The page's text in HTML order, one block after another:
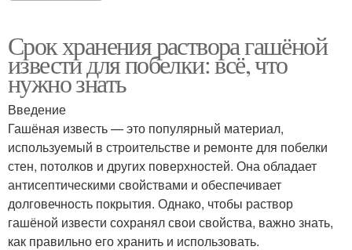
Срок хранения раствора гашёной
извести для побелки: всё, что
нужно знать
Введение
Гашёная известь — это популярный материал,
используемый в строительстве и ремонте для побелки
стен, потолков и других поверхностей. Она обладает
антисептическими свойствами и обеспечивает
долговечность покрытия. Однако, чтобы раствор
гашёной извести сохранял свои свойства, важно знать,
как правильно его хранить и использовать.